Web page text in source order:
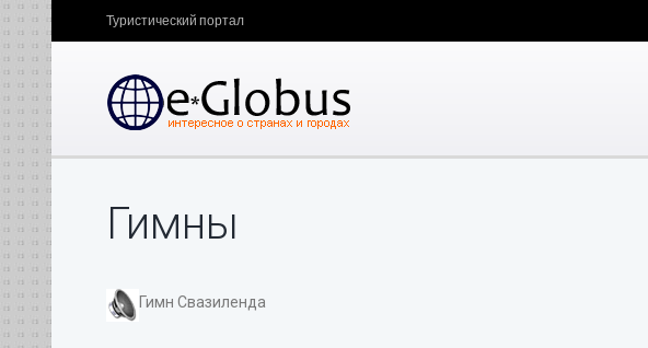
Туристический портал
Гимны
Гимн Свазиленда